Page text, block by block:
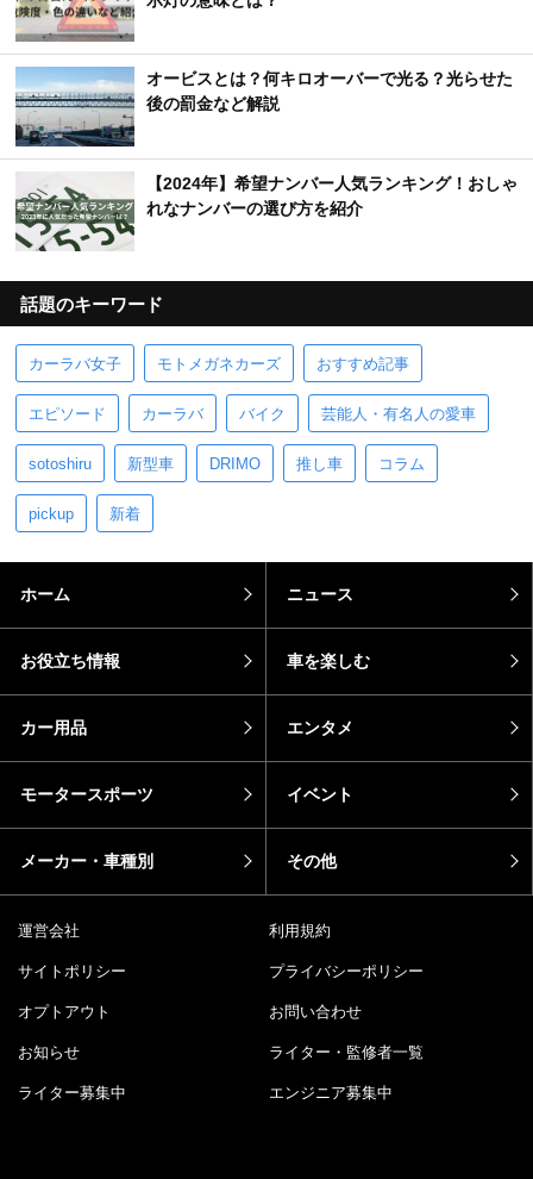
オービスとは？何キロオーバーで光る？光らせた
後の罰金など解説
【2024年】希望ナンバー人気ランキング！おしゃ
れなナンバーの選び方を紹介
話題のキーワード
カーラバ女子 モトメガネカーズ おすすめ記事
エピソード カーラバ バイク 芸能人・有名人の愛車
sotoshiru 新型車 DRIMO 推し車 コラム
pickup 新着
ホーム ニュース
お役立ち情報 車を楽しむ
カー用品 エンタメ
モータースポーツ イベント
メーカー・車種別 その他
運営会社 利用規約
サイトポリシー プライバシーポリシー
オプトアウト お問い合わせ
お知らせ ライター・監修者一覧
ライター募集中 エンジニア募集中